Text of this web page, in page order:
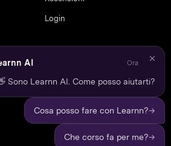
Login
AI Ora
Sono Learnn AI. Come posso aiutarti?
Cosa posso fare con Learnn?→
Che corso fa per me?→